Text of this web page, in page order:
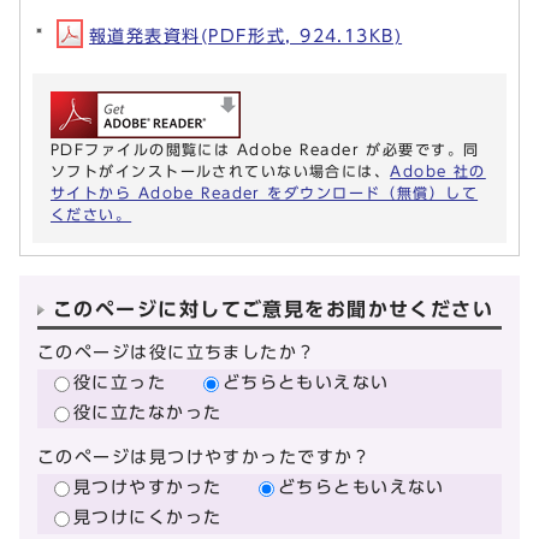
報道発表資料(PDF形式, 924.13KB)
PDFファイルの閲覧には Adobe Reader が必要です。同
ソフトがインストールされていない場合には、 Adobe 社の
サイトから Adobe Reader をダウンロード（無償）して
ください。
このページに対してご意見をお聞かせください
このページは役に立ちましたか？
役に立った
どちらともいえない
役に立たなかった
このページは見つけやすかったですか？
見つけやすかった
どちらともいえない
見つけにくかった